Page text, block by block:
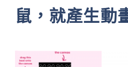
鼠，就產生動